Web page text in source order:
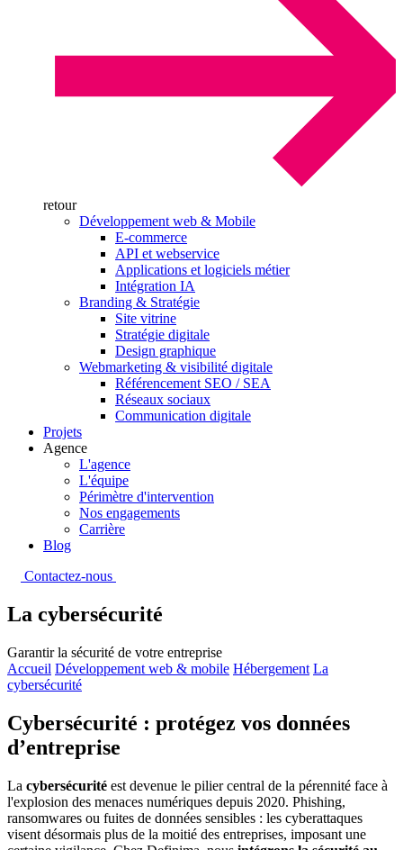
retour
Développement web & Mobile
E-commerce
API et webservice
Applications et logiciels métier
Intégration IA
Branding & Stratégie
Site vitrine
Stratégie digitale
Design graphique
Webmarketing & visibilité digitale
Référencement SEO / SEA
Réseaux sociaux
Communication digitale
Projets
Agence
L'agence
L'équipe
Périmètre d'intervention
Nos engagements
Carrière
Blog
Contactez-nous
La cybersécurité
Garantir la sécurité de votre entreprise
Accueil Développement web & mobile Hébergement La
cybersécurité
Cybersécurité : protégez vos données
d’entreprise
La cybersécurité est devenue le pilier central de la pérennité face à
l'explosion des menaces numériques depuis 2020. Phishing,
ransomwares ou fuites de données sensibles : les cyberattaques
visent désormais plus de la moitié des entreprises, imposant une